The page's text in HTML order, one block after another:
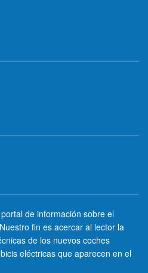
de información sobre el
fin es acercar al lector la
de los nuevos coches
eléctricas que aparecen en el